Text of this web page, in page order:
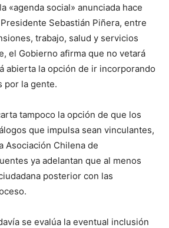
«agenda social» anunciada hace
Sebastián Piñera, entre
trabajo, salud y servicios
el Gobierno afirma que no vetará
abierta la opción de ir incorporando
por la gente.
tampoco la opción de que los
que impulsa sean vinculantes,
Asociación Chilena de
ya adelantan que al menos
posterior con las
se evalúa la eventual inclusión